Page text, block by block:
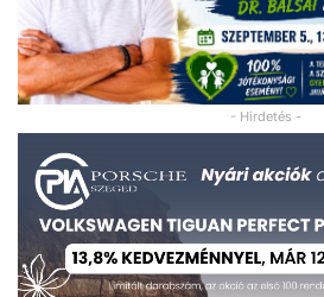
- Hirdetés -